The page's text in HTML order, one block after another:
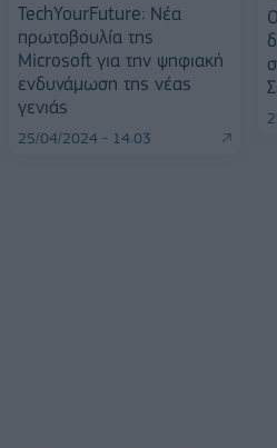
TechYourFuture: Νέα
πρωτοβουλία της
Microsoft για την ψηφιακή
ενδυνάμωση της νέας
γενιάς
25/04/2024 - 14:03